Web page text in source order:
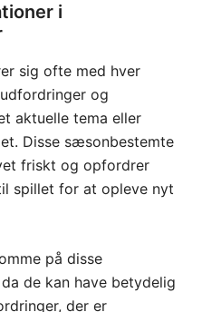
i
sig ofte med hver
og
aktuelle tema eller
Disse sæsonbestemte
friskt og opfordrer
spillet for at opleve nyt
på disse
de kan have betydelig
der er